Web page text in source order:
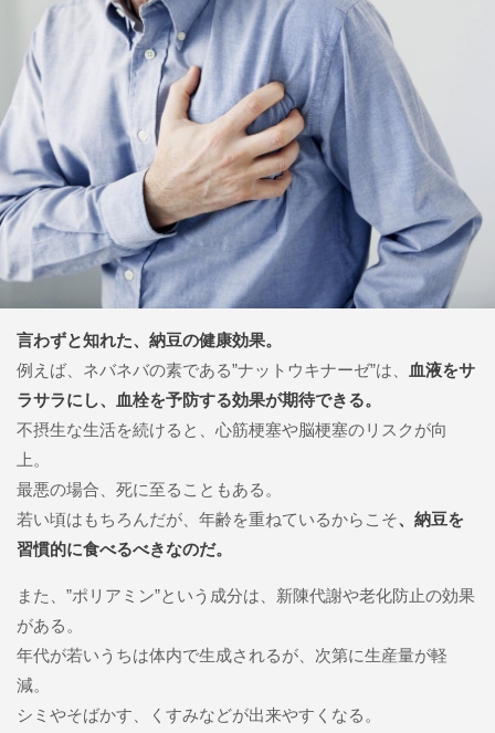
言わずと知れた、納豆の健康効果。
例えば、ネバネバの素である”ナットウキナーゼ”は、
血液をサ
ラサラにし、血栓を予防する効果が期待できる。
不摂生な生活を続けると、心筋梗塞や脳梗塞のリスクが向
上。
最悪の場合、死に至ることもある。
若い頃はもちろんだが、年齢を重ねているからこそ、納豆を
習慣的に食べるべきなのだ。
また、”ポリアミン”という成分は、新陳代謝や老化防止の効果
がある。
年代が若いうちは体内で生成されるが、次第に生産量が軽
減。
シミやそばかす、くすみなどが出来やすくなる。